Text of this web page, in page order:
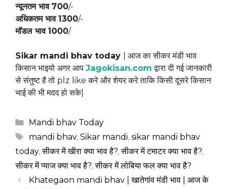
न्यूनतम भाव 700/-
अधिकतम भाव 1300/-
मॉडल भाव 1000/
Sikar mandi bhav today
| आज का सीकर मंडी भाव
किसान भाइयो अगर आप Jagokisan.com द्वारा दी गई जानकारी
से संतुष्ट है तो plz like करे और शेयर करे ताकि किसी दूसरे किसान
भाई की भी मदद हो सके|
Categories
Mandi bhav Today
Tags
mandi bhav, Sikar mandi, sikar mandi bhav
today,सीकर में खीरा क्या भाव है?,सीकर में टमाटर क्या भाव है?,
सीकर में प्याज क्या भाव है?,सीकर में लोबिया फल क्या भाव है?
Khategaon mandi bhav | खातेगांव मंडी भाव | आज के